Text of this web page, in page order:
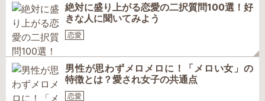
絶対に盛り上がる恋愛の二択質問100選！好
きな人に聞いてみよう
恋愛
男性が思わずメロメロに！「メロい女」の
特徴とは？愛され女子の共通点
恋愛